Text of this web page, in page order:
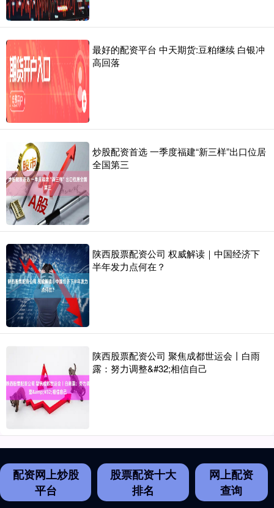
最好的配资平台 中天期货:豆粕继续 白银冲
高回落
炒股配资首选 一季度福建“新三样”出口位居
全国第三
陕西股票配资公司 权威解读｜中国经济下
半年发力点何在？
陕西股票配资公司 聚焦成都世运会丨白雨
露：努力调整&#32;相信自己
配资网上炒股
平台
股票配资十大
排名
网上配资
查询